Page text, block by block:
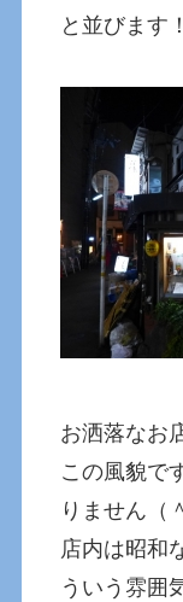
と並びます！
お洒落なお
この風貌で
りません（
店内は昭和
ういう雰囲